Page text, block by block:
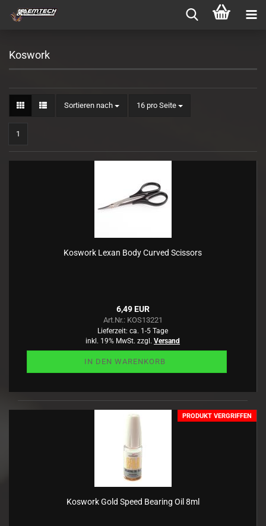
Koswork
Sortieren nach
Sortieren nach 16 pro Seite
pro Seite
1
Koswork Lexan Body Curved Scissors
6,49 EUR
Art.Nr.: KOS13221
Lieferzeit: ca. 1-5 Tage
inkl. 19% MwSt. zzgl. Versand
IN DEN WARENKORB
PRODUKT VERGRIFFEN
Koswork Gold Speed Bearing Oil 8ml